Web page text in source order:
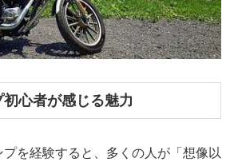
心者が感じる魅力
を経験すると、多くの人が「想像以